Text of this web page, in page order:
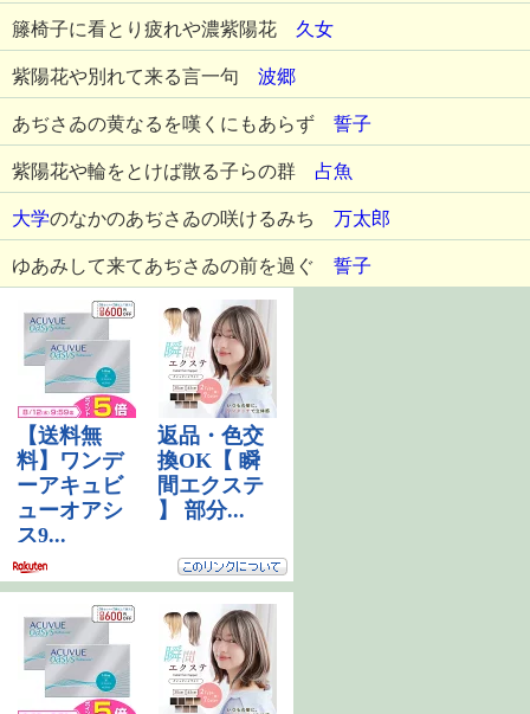
籐椅子に看とり疲れや濃紫陽花 久女
紫陽花や別れて来る言一句 波郷
あぢさゐの黄なるを嘆くにもあらず 誓子
紫陽花や輪をとけば散る子らの群 占魚
大学のなかのあぢさゐの咲けるみち 万太郎
ゆあみして来てあぢさゐの前を過ぐ 誓子